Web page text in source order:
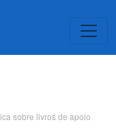
sobre livros de apoio